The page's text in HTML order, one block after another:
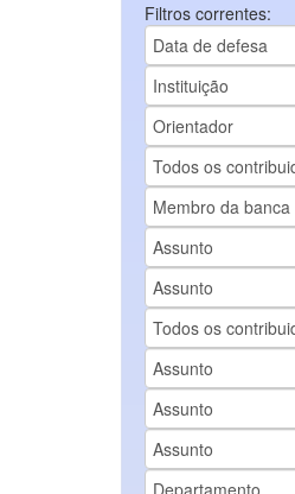
Filtros correntes: